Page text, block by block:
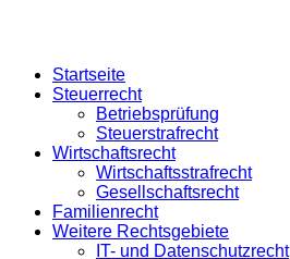
Startseite
Steuerrecht
Betriebsprüfung
Steuerstrafrecht
Wirtschaftsrecht
Wirtschaftsstrafrecht
Gesellschaftsrecht
Familienrecht
Weitere Rechtsgebiete
IT- und Datenschutzrecht